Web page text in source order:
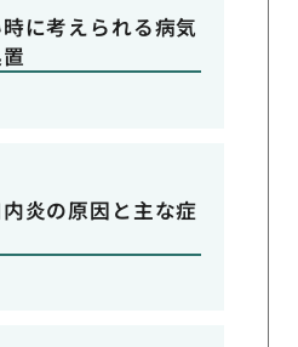
に考えられる病気
炎の原因と主な症